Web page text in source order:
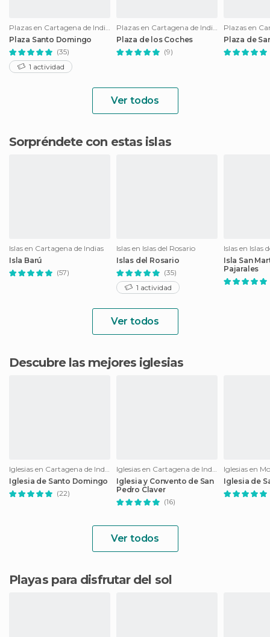
Plazas en Cartagena de Indias
Plaza Santo Domingo
(35)
1 actividad
Plazas en Cartagena de Indias
Plaza de los Coches
(9)
Plaza de
Ver todos
Sorpréndete con estas islas
Islas en Cartagena de Indias
Isla Barú
(57)
Islas en Islas del Rosario
Islas del Rosario
(35)
1 actividad
Islas en Islas
Isla San
Pajarales
Ver todos
Descubre las mejores iglesias
Iglesias en Cartagena de Indias
Iglesia de Santo Domingo
(22)
Iglesias en Cartagena de Indias
Iglesia y Convento de San
Pedro Claver
(16)
Iglesias en
Iglesia de
Ver todos
Playas para disfrutar del sol